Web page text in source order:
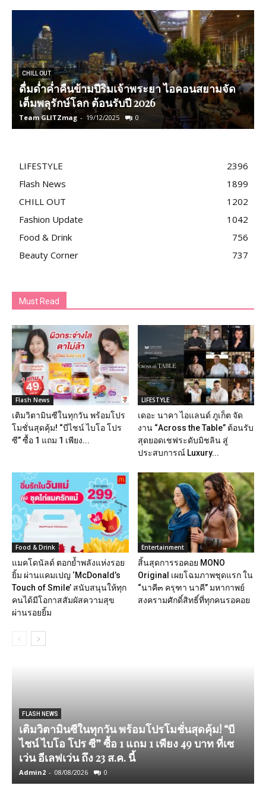
CHILL OUT
ดื่มด่ำค่ำคืนข้ามปีริมเจ้าพระยา ไอคอนสยามจัด
เต็มพลุรักษ์โลก ต้อนรับปี 2026
Team GLITZmag - 19/12/2025 0
LIFESTYLE
2396
Flash News
1899
CHILL OUT
1202
Fashion Update
1042
Food & Drink
756
Beauty Corner
737
Must Read
Flash News
เติมวิตามินซีในทุกวัน พร้อมโปร
โมชั่นสุดคุ้ม! “บีไชน์ ไบโอ โปร
ซี” ซื้อ 1 แถม 1 เพียง...
LIFESTYLE
เดอะ นาคา ไอแลนด์ ภูเก็ต จัด
งาน “Across the Table” ต้อนรับ
สุดยอดเชฟระดับมิชลิน สู่
ประสบการณ์ Luxury...
Food & Drink
แมคโดนัลด์ ตอกย้ำพลังแห่งรอย
ยิ้ม ผ่านแคมเปญ ‘McDonald’s
Touch of Smile’ สนับสนุนให้ทุก
คนได้มีโอกาสสัมผัสความสุข
ผ่านรอยยิ้ม
Entertainment
สิ้นสุดการรอคอย MONO
Original เผยโฉมภาพชุดแรก ใน
“นาคี๓ ครุฑา นาคี” มหากาพย์
สงครามศักดิ์สิทธิ์ที่ทุกคนรอคอย
FLASH NEWS
เติมวิตามินซีในทุกวัน พร้อมโปรโมชั่นสุดคุ้ม! “บี
ไชน์ ไบโอ โปร ซี” ซื้อ 1 แถม 1 เพียง 49 บาท ที่เซ
เว่น อีเลฟเว่น ถึง 23 ส.ค. นี้
Admin2 - 08/08/2026 0